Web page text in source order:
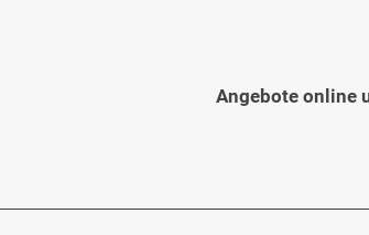
Angebote online